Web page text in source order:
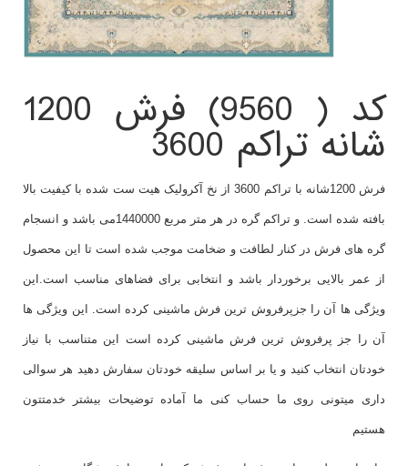
کد ( 9560) فرش 1200
شانه تراکم 3600
فرش 1200شانه با تراکم 3600 از نخ آکرولیک هیت ست شده با کیفیت بالا
بافته شده است. و تراکم گره در هر متر مربع 1440000می باشد و انسجام
گره های فرش در کنار لطافت و ضخامت موجب شده است تا این محصول
از عمر بالایی برخوردار باشد و انتخابی برای فضاهای مناسب است.این
ویژگی ها آن را جزپرفروش ترین فرش ماشینی کرده است. این ویژگی ها
آن را جز پرفروش ترین فرش ماشینی کرده است این متناسب با نیاز
خودتان انتخاب کنید و یا بر اساس سلیقه خودتان سفارش دهید هر سوالی
داری میتونی روی ما حساب کنی ما آماده توضیحات بیشتر خدمتتون
هستیم